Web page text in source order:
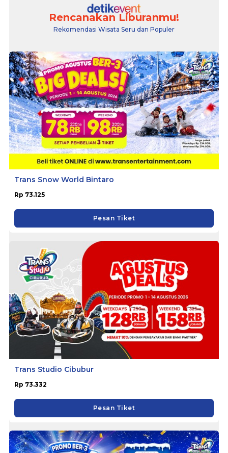
Rencanakan Liburanmu!
Rekomendasi Wisata Seru dan Populer
Trans Snow World Bintaro
Rp 73.125
Pesan Tiket
Trans Studio Cibubur
Rp 73.332
Pesan Tiket